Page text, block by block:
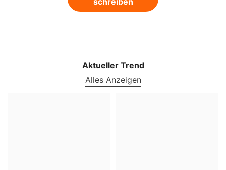
Aktueller Trend
Alles Anzeigen